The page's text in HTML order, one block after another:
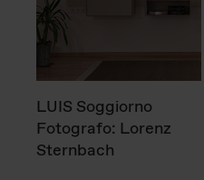
LUIS Soggiorno
Fotografo: Lorenz
Sternbach